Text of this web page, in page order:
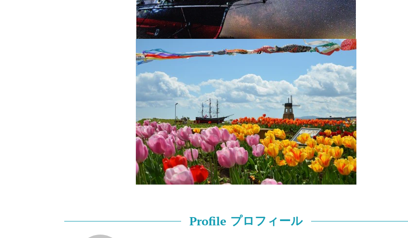
Profile プロフィール